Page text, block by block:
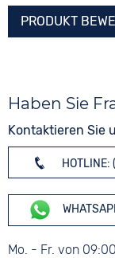
PRODUKT
Haben Sie
Kontaktieren Sie
Mo. - Fr. von